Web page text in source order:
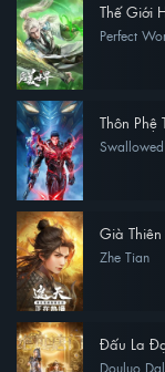
Thế Giới
Perfect
Thôn Phệ
Già Thiên
Zhe Tian
Đấu La
Douluo